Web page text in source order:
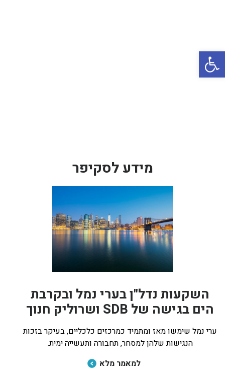
פתח סרגל נגישות
בכנרת גינוסר
בכנרת טבריה
בכנרת ילדים
בכנרת לידו
בכנרת לידו מחיר
בכנרת למשפחות
בארץ
לקפריסין
נתניה
בבאר שבע
מידע לסקיפר
השקעות נדל"ן בערי נמל ובקרבת
הים בגישה של SDB ושרוליק חנוך
ערי נמל שימשו מאז ומתמיד כמרכזים כלכליים, בעיקר בזכות
הנגישות שלהן למסחר, תחבורה ותעשייה ימית.
למאמר מלא